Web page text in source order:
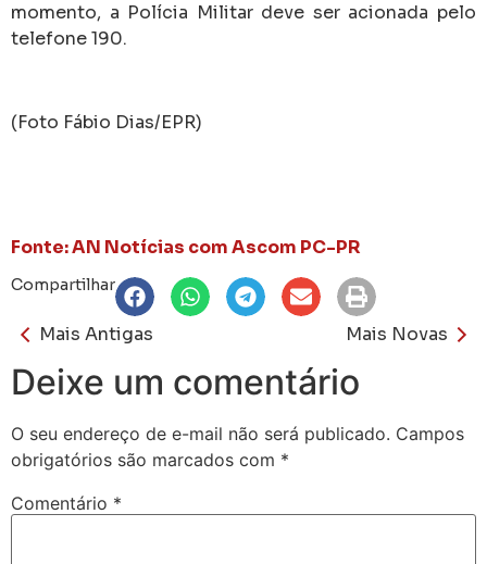
momento, a Polícia Militar deve ser acionada pelo
telefone 190.
(Foto Fábio Dias/EPR)
Fonte: AN Notícias com Ascom PC-PR
Compartilhar
Mais Antigas Mais Novas
Deixe um comentário
O seu endereço de e-mail não será publicado. Campos
obrigatórios são marcados com *
Comentário *